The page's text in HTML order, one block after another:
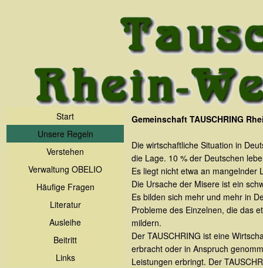
Start
Unsere Regeln
Verstehen
Verwaltung OBELIO
Häufige Fragen
Literatur
Ausleihe
Beitritt
Links
Gemeinschaft TAUSCHRING
Die wirtschaftliche Situation in
die Lage. 10 % der Deutschen
Es liegt nicht etwa an mangelnder
Die Ursache der Misere ist ein
Es bilden sich mehr und mehr in
Probleme des Einzelnen, die das
mildern.
Der TAUSCHRING ist eine
erbracht oder in Anspruch
Leistungen erbringt. Der